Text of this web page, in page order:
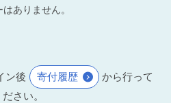
ありません。
ン後 寄付履歴
から行って
ださい。